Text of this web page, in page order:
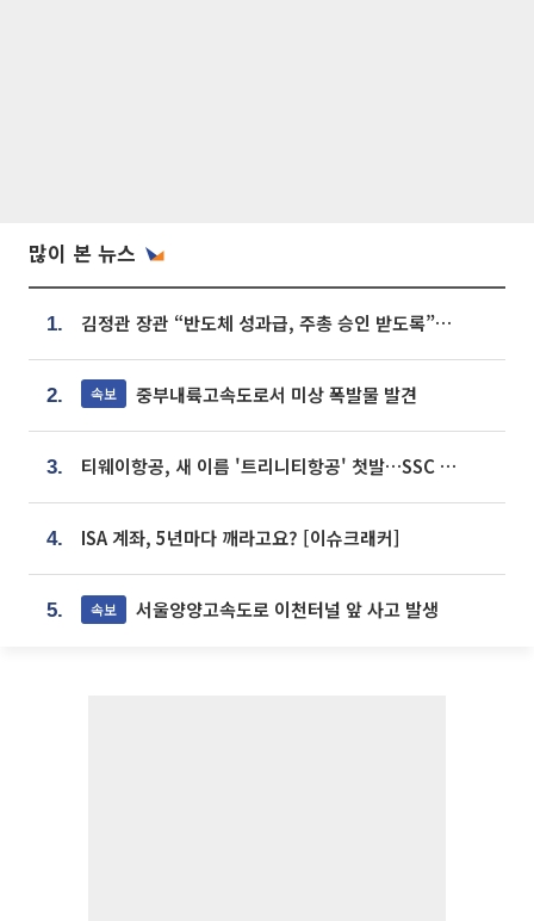
많이 본 뉴스
1. 김정관 장관 “반도체 성과급, 주총 승인 받도록”…상법·자본시장법 개정 시사
2. 속보 중부내륙고속도로서 미상 폭발물 발견
3. 티웨이항공, 새 이름 '트리니티항공' 첫발…SSC 전략 본격화
4. ISA 계좌, 5년마다 깨라고요? [이슈크래커]
5. 속보 서울양양고속도로 이천터널 앞 사고 발생